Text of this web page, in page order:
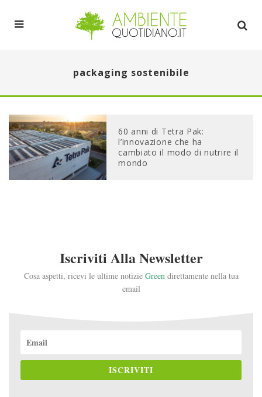
packaging sostenibile
60 anni di Tetra Pak:
l’innovazione che ha
cambiato il modo di nutrire il
mondo
Iscriviti Alla Newsletter
Cosa aspetti, ricevi le ultime notizie Greendirettamente nella tua
email
ISCRIVITI